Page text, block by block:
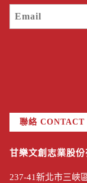
聯絡 CONTACT
甘樂文創志業股份
237-41新北市三峽